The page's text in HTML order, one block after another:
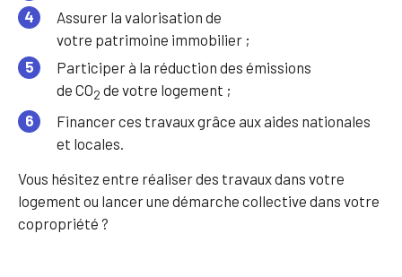
Assurer la valorisation de
votre patrimoine immobilier ;
Participer à la réduction des émissions
de CO2 de votre logement ;
Financer ces travaux grâce aux aides nationales
et locales.
Vous hésitez entre réaliser des travaux dans votre
logement ou lancer une démarche collective dans votre
copropriété ?